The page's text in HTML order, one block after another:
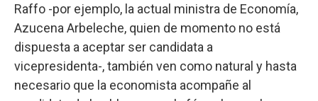
Raffo -por ejemplo, la actual ministra de Economía,
Azucena Arbeleche, quien de momento no está
dispuesta a aceptar ser candidata a
vicepresidenta-, también ven como natural y hasta
necesario que la economista acompañe al